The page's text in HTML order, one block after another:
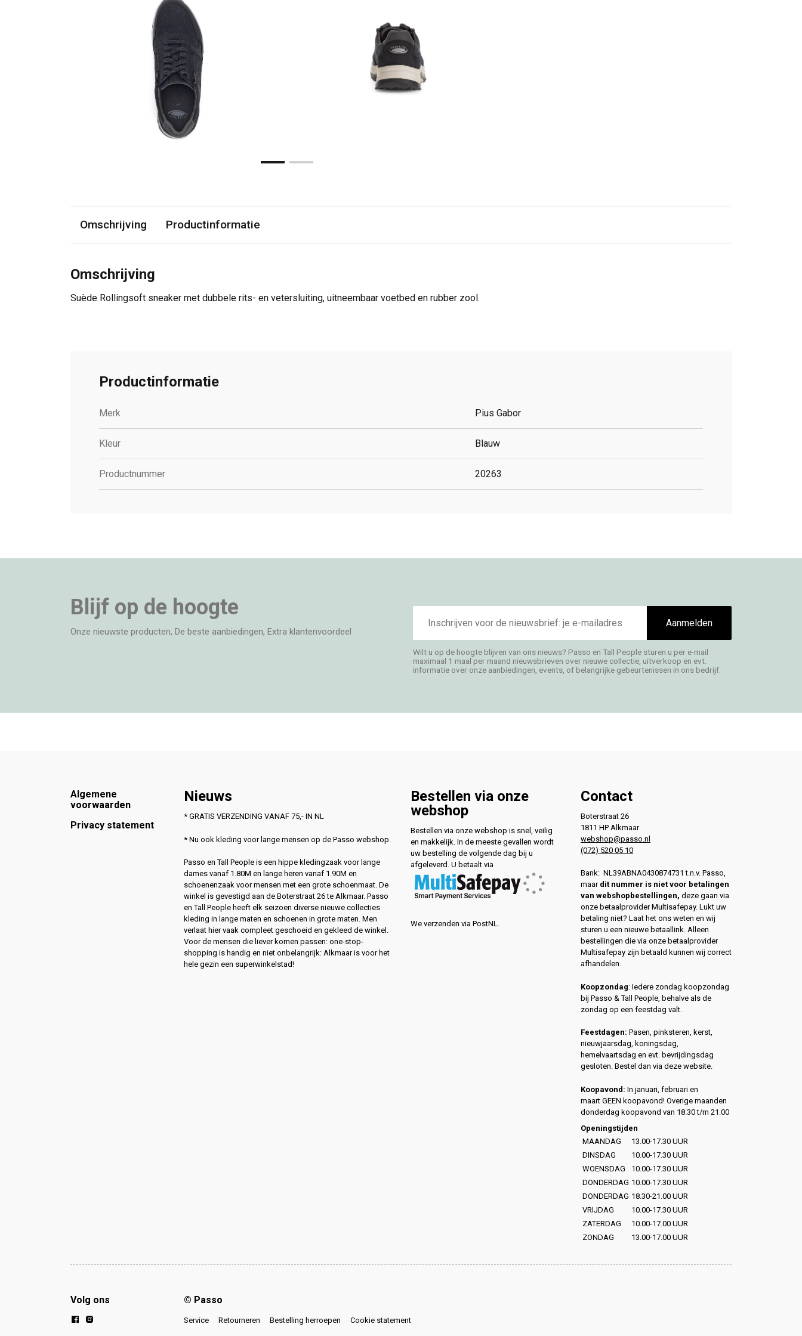
Omschrijving Productinformatie
Omschrijving
Suède Rollingsoft sneaker met dubbele rits- en vetersluiting, uitneembaar voetbed en rubber zool.
Productinformatie
Merk Pius Gabor
Kleur Blauw
Productnummer 20263
Blijf op de hoogte
Onze nieuwste producten, De beste aanbiedingen, Extra klantenvoordeel
E-
mailadres
Aanmelden
Wilt u op de hoogte blijven van ons nieuws? Passo en Tall People sturen u per e-mail
maximaal 1 maal per maand nieuwsbrieven over nieuwe collectie, uitverkoop en evt.
informatie over onze aanbiedingen, events, of belangrijke gebeurtenissen in ons bedrijf.
Footer
Algemene
voorwaarden
Privacy statement
Nieuws
* GRATIS VERZENDING VANAF 75,- IN NL
* Nu ook kleding voor lange mensen op de Passo webshop.
Passo en Tall People is een hippe kledingzaak voor lange
dames vanaf 1.80M en lange heren vanaf 1.90M en
schoenenzaak voor mensen met een grote schoenmaat. De
winkel is gevestigd aan de Boterstraat 26 te Alkmaar. Passo
en Tall People heeft elk seizoen diverse nieuwe collecties
kleding in lange maten en schoenen in grote maten. Men
verlaat hier vaak compleet geschoeid en gekleed de winkel.
Voor de mensen die liever komen passen: one-stop-
shopping is handig en niet onbelangrijk: Alkmaar is voor het
hele gezin een superwinkelstad!
Bestellen via onze
webshop
Bestellen via onze webshop is snel, veilig
en makkelijk. In de meeste gevallen wordt
uw bestelling de volgende dag bij u
afgeleverd. U betaalt via
We verzenden via PostNL.
Contact
Boterstraat 26
1811 HP Alkmaar
webshop@passo.nl
(072) 520 05 10
Bank: NL39ABNA0430874731 t.n.v. Passo,
maardit nummer is niet voor betalingen
van webshopbestellingen, deze gaan via
onze betaalprovider Multisafepay. Lukt uw
betaling niet? Laat het ons weten en wij
sturen u een nieuwe betaallink. Alleen
bestellingen die via onze betaalprovider
Multisafepay zijn betaald kunnen wij correct
afhandelen.
Koopzondag: Iedere zondag koopzondag
bij Passo & Tall People, behalve als de
zondag op een feestdag valt.
Feestdagen: Pasen, pinksteren, kerst,
nieuwjaarsdag, koningsdag,
hemelvaartsdag en evt. bevrijdingsdag
gesloten. Bestel dan via deze website.
Koopavond: In januari, februari en
maart GEEN koopavond! Overige maanden
donderdag koopavond van 18.30 t/m 21.00
Openingstijden
MAANDAG
13.00-17.30 UUR
DINSDAG
10.00-17.30 UUR
WOENSDAG
10.00-17.30 UUR
DONDERDAG 10.00-17.30 UUR
DONDERDAG 18.30-21.00 UUR
VRIJDAG
10.00-17.30 UUR
ZATERDAG
10.00-17.00 UUR
ZONDAG
13.00-17.00 UUR
Volg ons © Passo
Service Retourneren Bestelling herroepen Cookie statement